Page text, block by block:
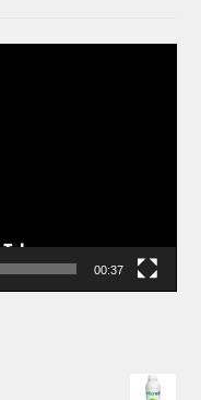
00:37